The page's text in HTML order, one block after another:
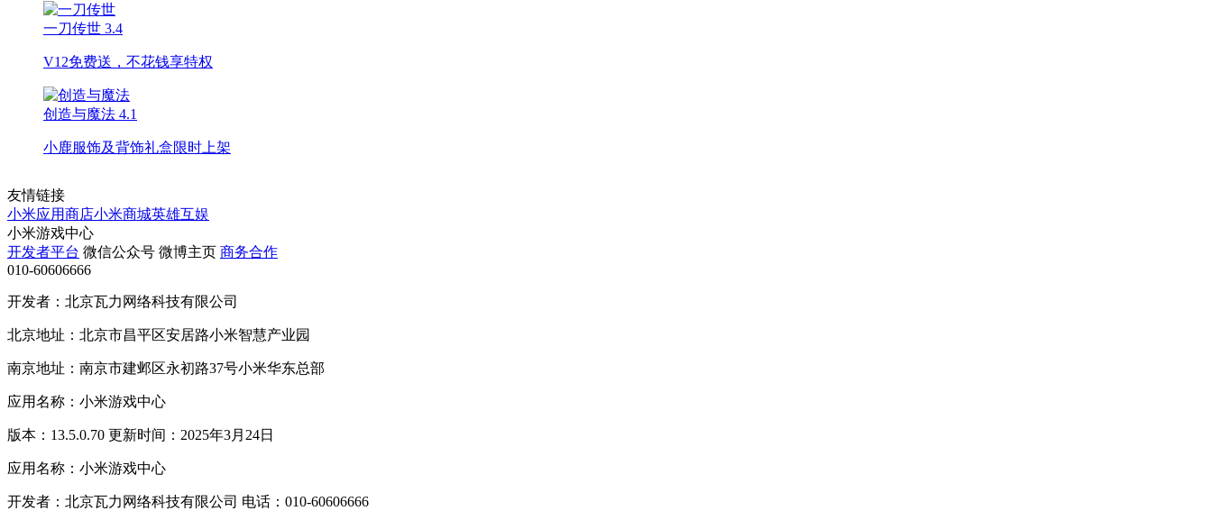
一刀传世 3.4
V12免费送，不花钱享特权
创造与魔法 4.1
小鹿服饰及背饰礼盒限时上架
友情链接
小米应用商店小米商城英雄互娱
小米游戏中心
开发者平台 微信公众号 微博主页 商务合作
010-60606666
开发者：北京瓦力网络科技有限公司
北京地址：北京市昌平区安居路小米智慧产业园
南京地址：南京市建邺区永初路37号小米华东总部
应用名称：小米游戏中心
版本：13.5.0.70 更新时间：2025年3月24日
应用名称：小米游戏中心
开发者：北京瓦力网络科技有限公司 电话：010-60606666